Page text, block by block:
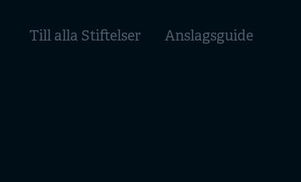
huvudinnehåll
Top
Till alla Stiftelser Anslagsguide